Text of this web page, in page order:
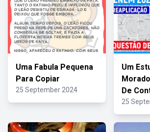
Uma Fabula Pequena
Para Copiar
25 September 2024
Um
De
25